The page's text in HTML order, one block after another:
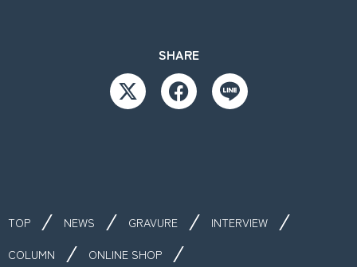
SHARE
TOP NEWS GRAVURE
INTERVIEW
COLUMN
ONLINE SHOP